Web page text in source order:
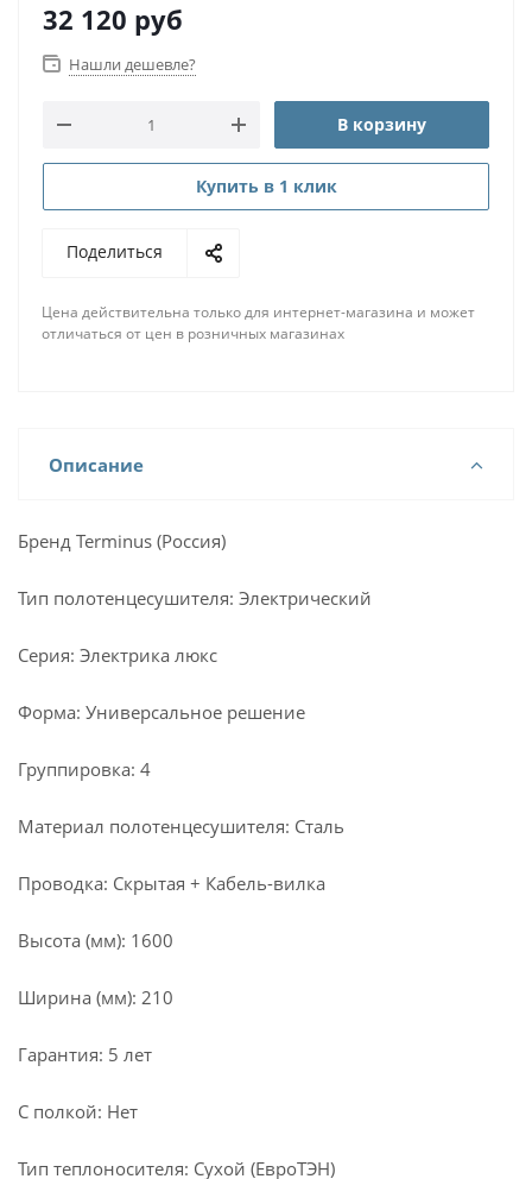
32 120 руб
Нашли дешевле?
В корзину
Купить в 1 клик
Поделиться
Цена действительна только для интернет-магазина и может
отличаться от цен в розничных магазинах
Описание
Бренд Terminus (Россия)
Тип полотенцесушителя: Электрический
Серия: Электрика люкс
Форма: Универсальное решение
Группировка: 4
Материал полотенцесушителя: Сталь
Проводка: Скрытая + Кабель-вилка
Высота (мм): 1600
Ширина (мм): 210
Гарантия: 5 лет
С полкой: Нет
Тип теплоносителя: Сухой (ЕвроТЭН)